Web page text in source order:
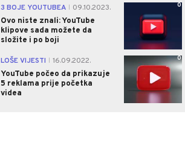
3 BOJE YOUTUBEA
09.10.2023.
Ovo niste znali: YouTube
klipove sada možete da
složite i po boji
0
LOŠE VIJESTI
16.09.2022.
YouTube počeo da prikazuje
5 reklama prije početka
videa
0